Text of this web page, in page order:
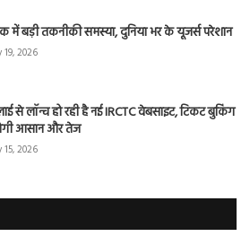
बड़ी तकनीकी समस्या, दुनिया भर के यूजर्स परेशान
19, 2026
से लॉन्च हो रही है नई IRCTC वेबसाइट, टिकट बुकिंग
आसान और तेज
15, 2026